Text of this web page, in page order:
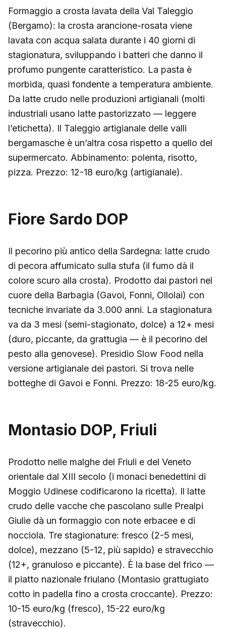
Formaggio a crosta lavata della Val Taleggio
(Bergamo): la crosta arancione-rosata viene
lavata con acqua salata durante i 40 giorni di
stagionatura, sviluppando i batteri che danno il
profumo pungente caratteristico. La pasta è
morbida, quasi fondente a temperatura ambiente.
Da latte crudo nelle produzioni artigianali (molti
industriali usano latte pastorizzato — leggere
l’etichetta). Il Taleggio artigianale delle valli
bergamasche è un’altra cosa rispetto a quello del
supermercato. Abbinamento: polenta, risotto,
pizza. Prezzo: 12-18 euro/kg (artigianale).
Fiore Sardo DOP
Il pecorino più antico della Sardegna: latte crudo
di pecora affumicato sulla stufa (il fumo dà il
colore scuro alla crosta). Prodotto dai pastori nel
cuore della Barbagia (Gavoi, Fonni, Ollolai) con
tecniche invariate da 3.000 anni. La stagionatura
va da 3 mesi (semi-stagionato, dolce) a 12+ mesi
(duro, piccante, da grattugia — è il pecorino del
pesto alla genovese). Presidio Slow Food nella
versione artigianale dei pastori. Si trova nelle
botteghe di Gavoi e Fonni. Prezzo: 18-25 euro/kg.
Montasio DOP, Friuli
Prodotto nelle malghe del Friuli e del Veneto
orientale dal XIII secolo (i monaci benedettini di
Moggio Udinese codificarono la ricetta). Il latte
crudo delle vacche che pascolano sulle Prealpi
Giulie dà un formaggio con note erbacee e di
nocciola. Tre stagionature: fresco (2-5 mesi,
dolce), mezzano (5-12, più sapido) e stravecchio
(12+, granuloso e piccante). È la base del frico —
il piatto nazionale friulano (Montasio grattugiato
cotto in padella fino a crosta croccante). Prezzo:
10-15 euro/kg (fresco), 15-22 euro/kg
(stravecchio).